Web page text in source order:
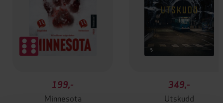
199,-
Minnesota
349,-
Utskudd